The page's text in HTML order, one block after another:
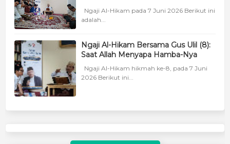
Ngaji Al-Hikam pada 7 Juni 2026 Berikut ini
adalah...
Ngaji Al-Hikam Bersama Gus Ulil (8):
Saat Allah Menyapa Hamba-Nya
Ngaji Al-Hikam hikmah ke-8, pada 7 Juni
2026 Berikut ini...